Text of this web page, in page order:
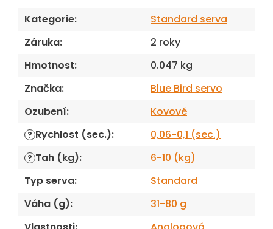
Kategorie:
Standard serva
Záruka:
2 roky
Hmotnost:
0.047 kg
Značka:
Blue Bird servo
Ozubení: Kovové
? Rychlost (sec.): 0,06-0,1 (sec.)
? Tah (kg):
6-10 (kg)
Typ serva:
Standard
Váha (g):
31-80 g